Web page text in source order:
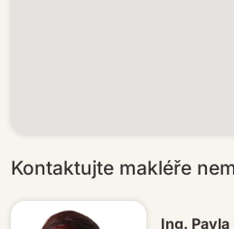
Kontaktujte makléře
Ing.